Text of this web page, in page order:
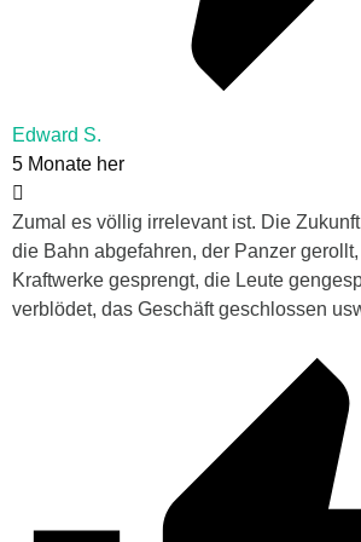
Edward S.
5 Monate her
Zumal es völlig irrelevant ist. Die
die Bahn abgefahren, der Panzer
Kraftwerke gesprengt, die Leute
verblödet, das Geschäft geschlossen